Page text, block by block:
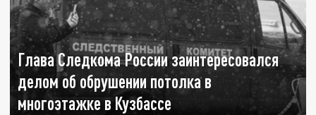
Глава Следкома России заинтересовался
делом об обрушении потолка в
многоэтажке в Кузбассе